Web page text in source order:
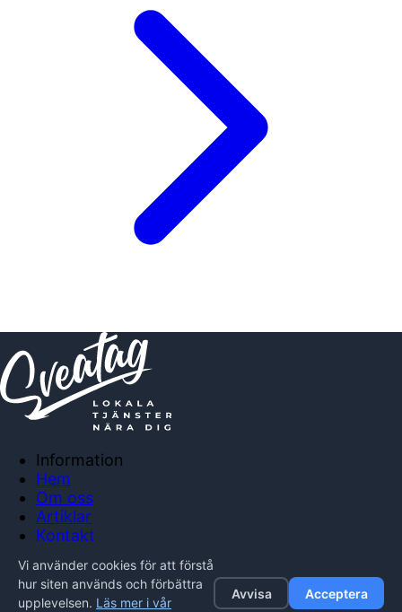
Information
Hem
Om oss
Artiklar
Kontakt
Integritetspolicy
Vi använder cookies för att förstå
hur siten används och förbättra
upplevelsen. Läs mer i vår
Avvisa Acceptera